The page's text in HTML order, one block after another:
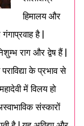
हिमालय और
है |
राग और द्वेष हैं |
के प्रभाव से
में विलय हो
संस्कारों